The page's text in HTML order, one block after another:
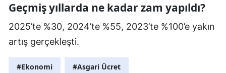
Geçmiş yıllarda ne kadar zam yapıldı?
2025’te %30, 2024’te %55, 2023’te %100’e yakın
artış gerçekleşti.
#Ekonomi #Asgari Ücret